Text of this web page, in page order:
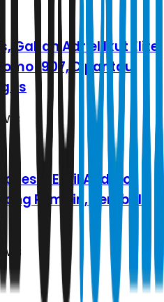
Gahan Adriel Ikut Elite
1907, Dipantau
Emil Audero
Pemain, Kembali